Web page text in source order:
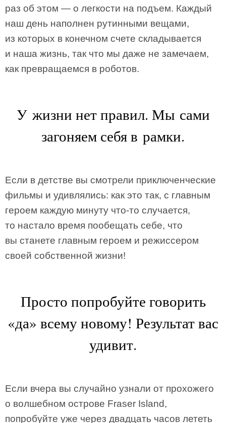
раз об этом — о легкости на подъем. Каждый
наш день наполнен рутинными вещами,
из которых в конечном счете складывается
и наша жизнь, так что мы даже не замечаем,
как превращаемся в роботов.
У жизни нет правил. Мы сами
загоняем себя в рамки.
Если в детстве вы смотрели приключенческие
фильмы и удивлялись: как это так, с главным
героем каждую минуту что-то случается,
то настало время пообещать себе, что
вы станете главным героем и режиссером
своей собственной жизни!
Просто попробуйте говорить
«да» всему новому! Результат вас
удивит.
Если вчера вы случайно узнали от прохожего
о волшебном острове Fraser Island,
попробуйте уже через двадцать часов лететь